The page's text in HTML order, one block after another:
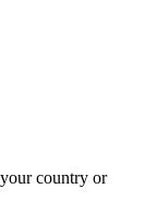
country or